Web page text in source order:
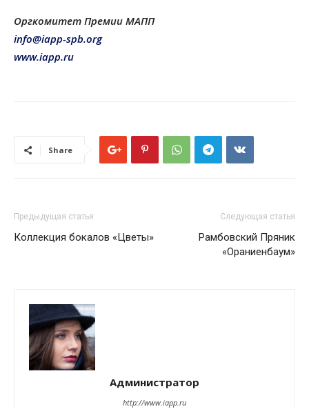
Оргкомитет Премии МАПП
info@iapp-spb.org
www.iapp.ru
Share
Предыдущая статья
Коллекция бокалов «Цветы»
Следующая статья
Рамбовский Пряник
«Ораниенбаум»
Администратор
http://www.iapp.ru